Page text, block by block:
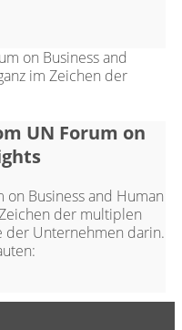
UN Forum on
Business and Human
der multiplen
der Unternehmen darin.